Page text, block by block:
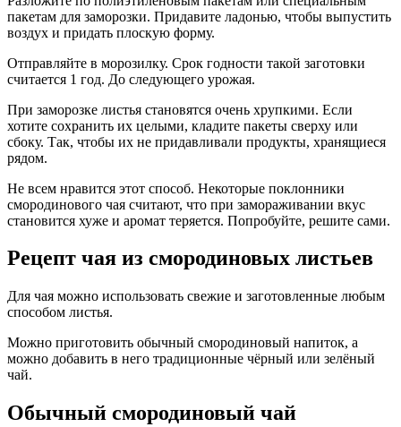
пакетам для заморозки. Придавите ладонью, чтобы выпустить
воздух и придать плоскую форму.
Отправляйте в морозилку. Срок годности такой заготовки
считается 1 год. До следующего урожая.
При заморозке листья становятся очень хрупкими. Если
хотите сохранить их целыми, кладите пакеты сверху или
сбоку. Так, чтобы их не придавливали продукты, хранящиеся
рядом.
Не всем нравится этот способ. Некоторые поклонники
смородинового чая считают, что при замораживании вкус
становится хуже и аромат теряется. Попробуйте, решите сами.
Рецепт чая из смородиновых листьев
Для чая можно использовать свежие и заготовленные любым
способом листья.
Можно приготовить обычный смородиновый напиток, а
можно добавить в него традиционные чёрный или зелёный
чай.
Обычный смородиновый чай